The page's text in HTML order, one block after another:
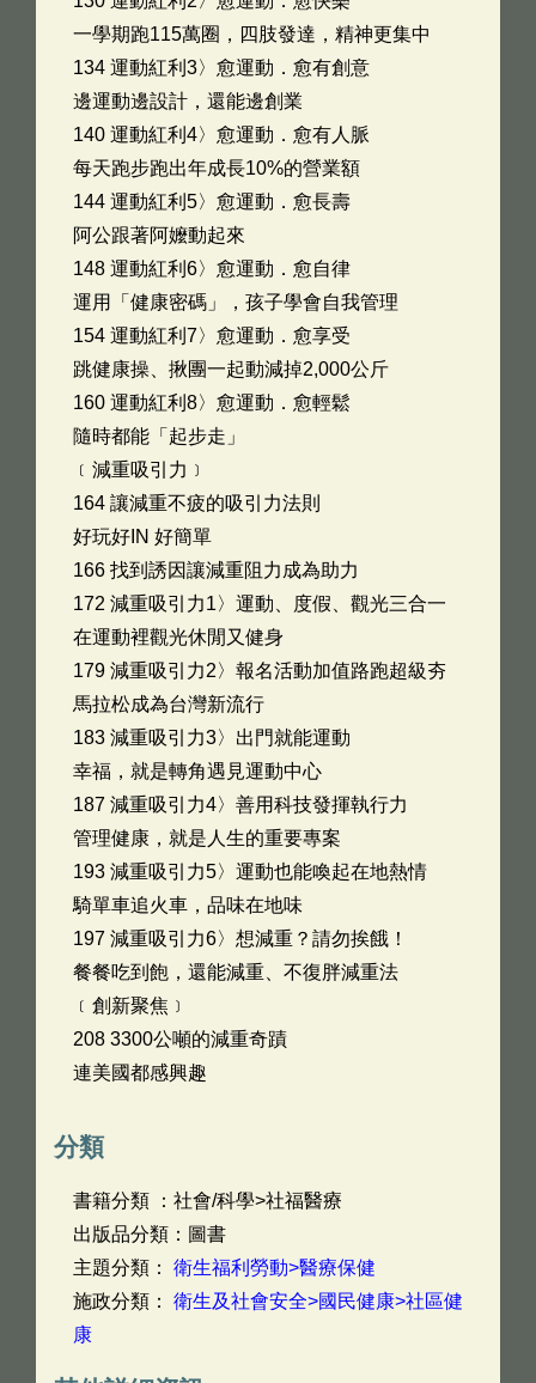
一學期跑115萬圈，四肢發達，精神更集中
134 運動紅利3〉愈運動．愈有創意
邊運動邊設計，還能邊創業
140 運動紅利4〉愈運動．愈有人脈
每天跑步跑出年成長10%的營業額
144 運動紅利5〉愈運動．愈長壽
阿公跟著阿嬤動起來
148 運動紅利6〉愈運動．愈自律
運用「健康密碼」，孩子學會自我管理
154 運動紅利7〉愈運動．愈享受
跳健康操、揪團一起動減掉2,000公斤
160 運動紅利8〉愈運動．愈輕鬆
隨時都能「起步走」
﹝減重吸引力﹞
164 讓減重不疲的吸引力法則
好玩好IN 好簡單
166 找到誘因讓減重阻力成為助力
172 減重吸引力1〉運動、度假、觀光三合一
在運動裡觀光休閒又健身
179 減重吸引力2〉報名活動加值路跑超級夯
馬拉松成為台灣新流行
183 減重吸引力3〉出門就能運動
幸福，就是轉角遇見運動中心
187 減重吸引力4〉善用科技發揮執行力
管理健康，就是人生的重要專案
193 減重吸引力5〉運動也能喚起在地熱情
騎單車追火車，品味在地味
197 減重吸引力6〉想減重？請勿挨餓！
餐餐吃到飽，還能減重、不復胖減重法
﹝創新聚焦﹞
208 3300公噸的減重奇蹟
連美國都感興趣
分類
書籍分類 ：社會/科學>社福醫療
出版品分類：圖書
主題分類： 衛生福利勞動>醫療保健
施政分類： 衛生及社會安全>國民健康>社區健
康